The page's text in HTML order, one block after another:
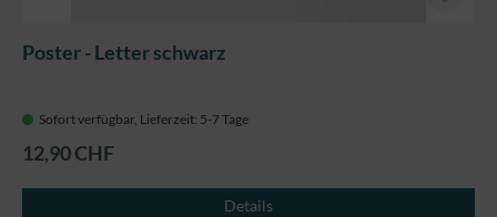
Poster - Letter schwarz
Sofort verfügbar, Lieferzeit: 5-7 Tage
12,90 CHF
Details